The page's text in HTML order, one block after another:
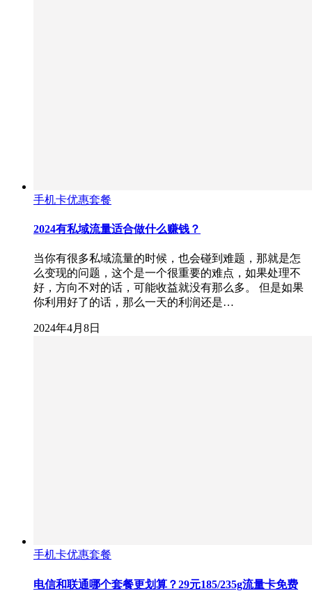
手机卡优惠套餐
2024有私域流量适合做什么赚钱？
当你有很多私域流量的时候，也会碰到难题，那就是怎
么变现的问题，这个是一个很重要的难点，如果处理不
好，方向不对的话，可能收益就没有那么多。 但是如果
你利用好了的话，那么一天的利润还是…
2024年4月8日
手机卡优惠套餐
电信和联通哪个套餐更划算？29元185/235g流量卡免费